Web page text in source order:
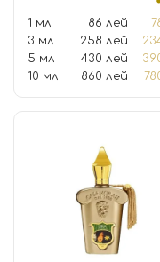
1 мл 86 лей
3 мл
258 лей
5 мл
430 лей
10 мл
860 лей